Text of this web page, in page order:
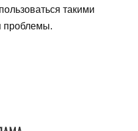
такими
проблемы.